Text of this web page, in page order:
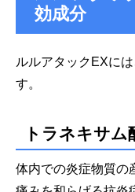
効成分
ルルアタックEXに
す。
トラネキサム
体内での炎症物質の